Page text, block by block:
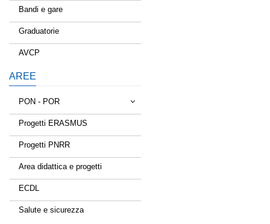
Bandi e gare
Graduatorie
AVCP
AREE
PON - POR
Tessere la rete
Estate a scuola
Scuola d'estate
Progetti ERASMUS
Progetti PNRR
Area didattica e progetti
ECDL
Salute e sicurezza